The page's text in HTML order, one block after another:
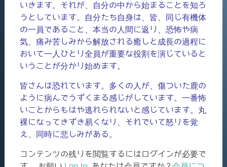
いきます。それが、自分の中から始まることを知ろ
うとしています。自分たち自身は、皆、同じ有機体
の一員であること、本当の人間に返り、恐怖や病
気、痛み苦しみから解放される癒しと成長の過程に
おいて一人ひとり全員が重要な役割を演じていると
いうことが分かり始めます。
皆さんは恐れています。多くの人が、傷ついた鹿の
ように病んでうずくまる感じがしています。一番怖
いことからもはや逃れられないと感じています。丸
裸になってきずき易くなり、それでいて怒りを覚
え、同時に悲しみがある。
コンテンツの残りを閲覧するにはログインが必要で